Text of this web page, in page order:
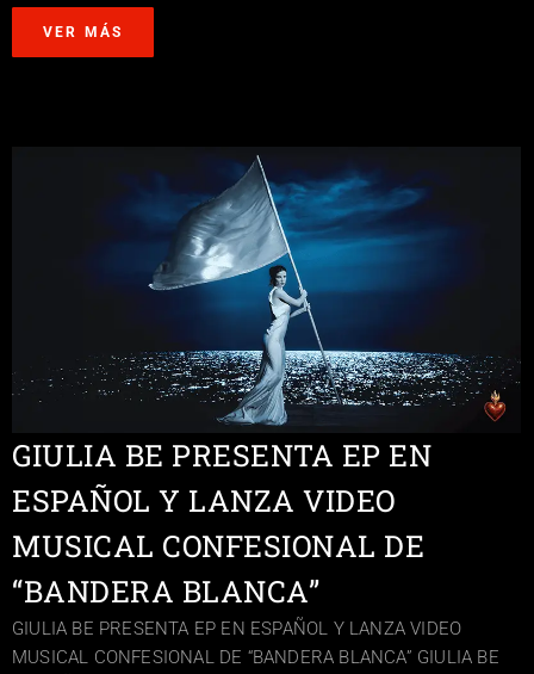
VER MÁS
GIULIA BE PRESENTA EP EN
ESPAÑOL Y LANZA VIDEO
MUSICAL CONFESIONAL DE
“BANDERA BLANCA”
GIULIA BE PRESENTA EP EN ESPAÑOL Y LANZA VIDEO
MUSICAL CONFESIONAL DE “BANDERA BLANCA” GIULIA BE